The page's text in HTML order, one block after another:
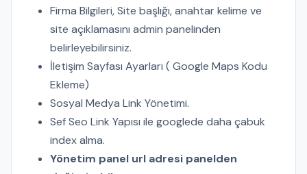
Firma Bilgileri, Site başlığı, anahtar kelime ve
site açıklamasını admin panelinden
belirleyebilirsiniz.
İletişim Sayfası Ayarları ( Google Maps Kodu
Ekleme)
Sosyal Medya Link Yönetimi.
Sef Seo Link Yapısı ile googlede daha çabuk
index alma.
Yönetim panel url adresi panelden